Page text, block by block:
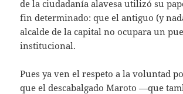
de la ciudadanía alavesa utilizó su
fin determinado: que el antiguo (y
alcalde de la capital no ocupara un
institucional.
Pues ya ven el respeto a la voluntad
que el descabalgado Maroto —que